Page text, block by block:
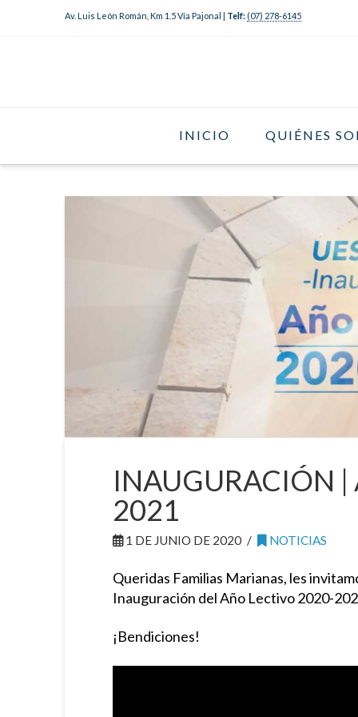
Av. Luis León Román, Km 1.5 Vía Pajonal | Telf: (07) 278-6145
INICIO QUIÉNES
INAUGURACIÓN
2021
1 DE JUNIO DE 2020 NOTICIAS
Queridas Familias Marianas, les
Inauguración del Año Lectivo 2020-
¡Bendiciones!